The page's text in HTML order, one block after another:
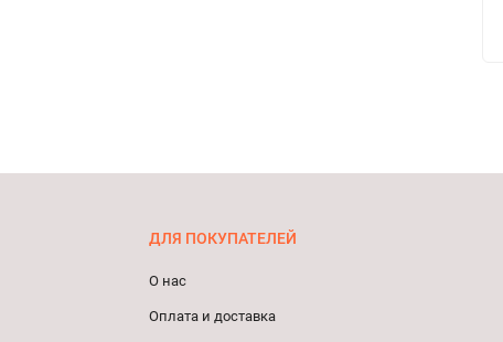
ДЛЯ ПОКУПАТЕЛЕЙ
О нас
Оплата и доставка